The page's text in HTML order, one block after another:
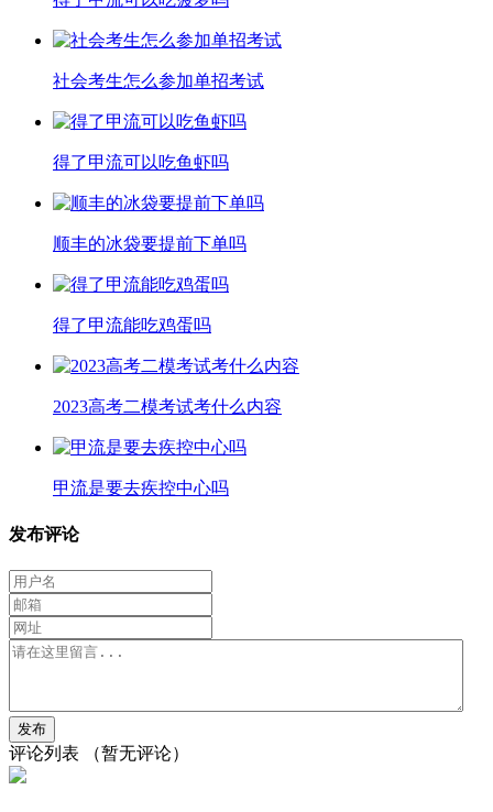
​社会考生怎么参加单招考试
得了甲流可以吃鱼虾吗
顺丰的冰袋要提前下单吗
得了甲流能吃鸡蛋吗
2023高考二模考试考什么内容
甲流是要去疾控中心吗
发布评论
评论列表 （暂无评论）